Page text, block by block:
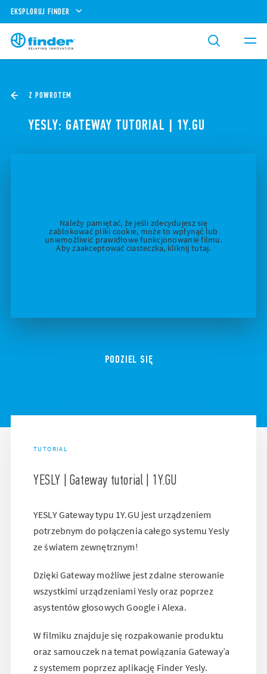
EKSPLORUJ FINDER
Z POWROTEM
YESLY: GATEWAY TUTORIAL | 1Y.GU
Należy pamiętać, że jeśli zdecydujesz się
zablokować pliki cookie, może to wpłynąć lub
uniemożliwić prawidłowe funkcjonowanie filmu.
Aby zaakceptować ciasteczka, kliknij tutaj.
PODZIEL SIĘ
TUTORIAL
YESLY | Gateway tutorial | 1Y.GU
YESLY Gateway typu 1Y.GU jest urządzeniem
potrzebnym do połączenia całego systemu Yesly
ze światem zewnętrznym!
Dzięki Gateway możliwe jest zdalne sterowanie
wszystkimi urządzeniami Yesly oraz poprzez
asystentów głosowych Google i Alexa.
W filmiku znajduje się rozpakowanie produktu
oraz samouczek na temat powiązania Gateway’a
z systemem poprzez aplikację Finder Yesly.